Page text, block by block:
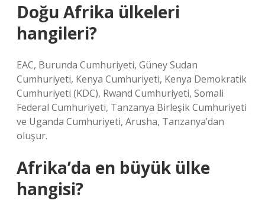
Doğu Afrika ülkeleri
hangileri?
EAC, Burunda Cumhuriyeti, Güney Sudan
Cumhuriyeti, Kenya Cumhuriyeti, Kenya Demokratik
Cumhuriyeti (KDC), Rwand Cumhuriyeti, Somali
Federal Cumhuriyeti, Tanzanya Birleşik Cumhuriyeti
ve Uganda Cumhuriyeti, Arusha, Tanzanya’dan
oluşur.
Afrika’da en büyük ülke
hangisi?